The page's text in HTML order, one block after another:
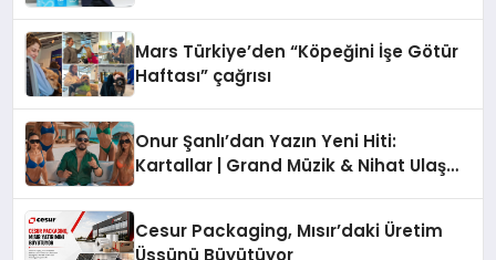
Mars Türkiye’den “Köpeğini İşe Götür
Haftası” çağrısı
Onur Şanlı’dan Yazın Yeni Hiti:
Kartallar | Grand Müzik & Nihat Ulaş
Cesur Packaging, Mısır’daki Üretim
Üssünü Büyütüyor